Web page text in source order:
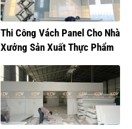
Thi Công Vách Panel Cho Nhà
Xưởng Sản Xuất Thực Phẩm